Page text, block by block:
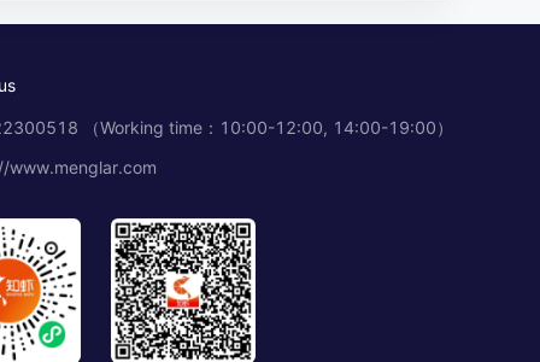
（Working time：10:00-12:00, 14:00-19:00）
www.menglar.com